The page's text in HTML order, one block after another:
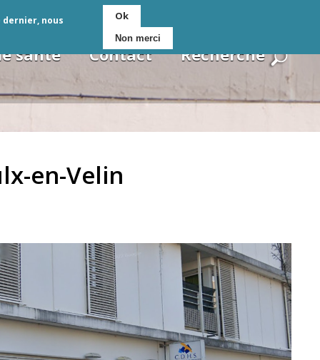
nous
Ok
Non merci
santé Contact Recherche
en-Velin